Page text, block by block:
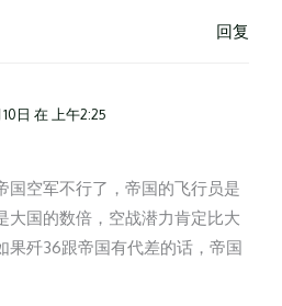
回复
日 在 上午2:25
国空军不行了，帝国的飞行员是
大国的数倍，空战潜力肯定比大
果歼36跟帝国有代差的话，帝国